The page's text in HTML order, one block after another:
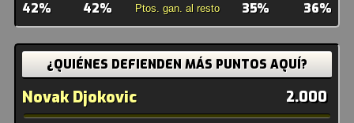
42% 42% Ptos. gan. al resto 35% 36%
¿QUIÉNES DEFIENDEN MÁS PUNTOS AQUÍ?
Novak Djokovic 2.000